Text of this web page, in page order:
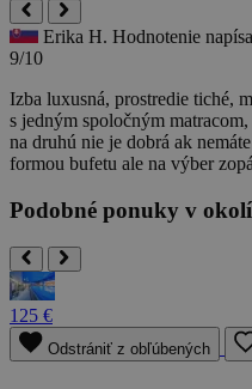
Erika H. Hodnotenie
9/10
Izba luxusná, prostredie tiché,
s jedným spoločným
na druhú nie je dobrá ak
formou bufetu ale na výber
Podobné ponuky v okolí
125 €
Odstrániť z obľúbených